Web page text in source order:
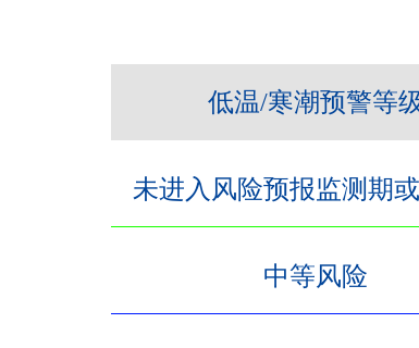
低温/寒潮预警等
未进入风险预报监测期
中等风险